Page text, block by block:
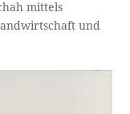
mittels
und